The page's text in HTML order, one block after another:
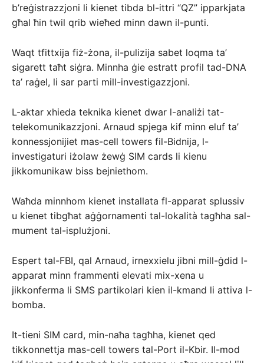
b’reġistrazzjoni li kienet tibda bl-ittri “QZ” ipparkjata
għal ħin twil qrib wieħed minn dawn il-punti.
Waqt tfittxija fiż-żona, il-pulizija sabet loqma ta’
sigarett taħt siġra. Minnha ġie estratt profil tad-DNA
ta’ raġel, li sar parti mill-investigazzjoni.
L-aktar xhieda teknika kienet dwar l-analiżi tat-
telekomunikazzjoni. Arnaud spjega kif minn eluf ta’
konnessjonijiet mas-cell towers fil-Bidnija, l-
investigaturi iżolaw żewġ SIM cards li kienu
jikkomunikaw biss bejniethom.
Waħda minnhom kienet installata fl-apparat splussiv
u kienet tibgħat aġġornamenti tal-lokalità tagħha sal-
mument tal-isplużjoni.
Espert tal-FBI, qal Arnaud, irnexxielu jibni mill-ġdid l-
apparat minn frammenti elevati mix-xena u
jikkonferma li SMS partikolari kien il-kmand li attiva l-
bomba.
It-tieni SIM card, min-naħa tagħha, kienet qed
tikkonnettja mas-cell towers tal-Port il-Kbir. Il-mod